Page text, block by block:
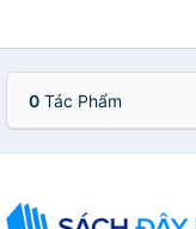
0 Tác Phẩm